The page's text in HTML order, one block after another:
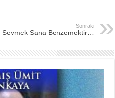
Sonraki
Sevmek Sana Benzemektir…